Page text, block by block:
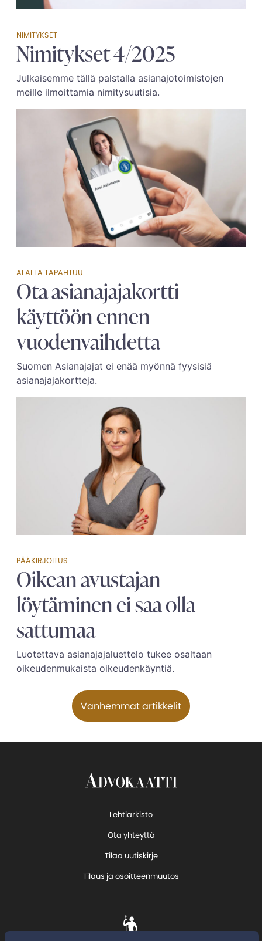
NIMITYKSET
Nimitykset 4/2025
Julkaisemme tällä palstalla asianajotoimistojen
meille ilmoittamia nimitysuutisia.
ALALLA TAPAHTUU
Ota asianajajakortti
käyttöön ennen
vuodenvaihdetta
Suomen Asianajajat ei enää myönnä fyysisiä
asianajajakortteja.
PÄÄKIRJOITUS
Oikean avustajan
löytäminen ei saa olla
sattumaa
Luotettava asianajajaluettelo tukee osaltaan
oikeudenmukaista oikeudenkäyntiä.
Artikkelien selausVanhemmat artikkelit
Lehtiarkisto
Ota yhteyttä
Tilaa uutiskirje
Tilaus ja osoitteenmuutos